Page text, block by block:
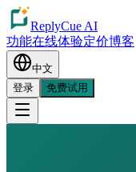
ReplyCue AI
功能在线体验定价博客
中文
登录
免费试用